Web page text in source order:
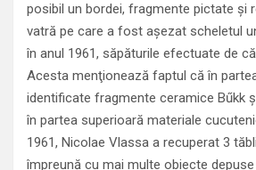
posibil un bordei, fragmente pictate şi
vatră pe care a fost aşezat scheletul
în anul 1961, săpăturile efectuate de
Acesta menţionează faptul că în
identificate fragmente ceramice Bűkk
în partea superioară materiale
1961, Nicolae Vlassa a recuperat 3
împreună cu mai multe obiecte